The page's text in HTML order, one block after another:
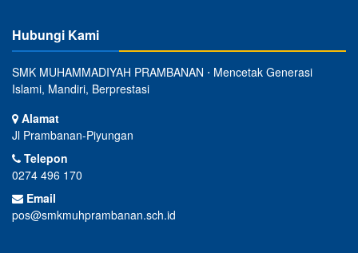
Hubungi Kami
SMK MUHAMMADIYAH PRAMBANAN ⋅ Mencetak Generasi
Islami, Mandiri, Berprestasi
Alamat
Jl Prambanan-Piyungan
Telepon
0274 496 170
Email
pos@smkmuhprambanan.sch.id